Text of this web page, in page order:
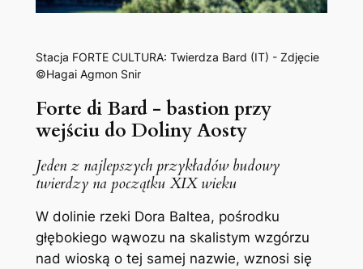
Stacja FORTE CULTURA: Twierdza Bard (IT) - Zdjęcie
©Hagai Agmon Snir
Forte di Bard - bastion przy
wejściu do Doliny Aosty
Jeden z najlepszych przykładów budowy
twierdzy na początku XIX wieku
W dolinie rzeki Dora Baltea, pośrodku
głębokiego wąwozu na skalistym wzgórzu
nad wioską o tej samej nazwie, wznosi się